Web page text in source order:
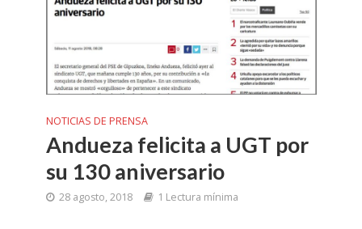
NOTICIAS DE PRENSA
Andueza felicita a UGT por
su 130 aniversario
28 agosto, 2018 1 Lectura mínima